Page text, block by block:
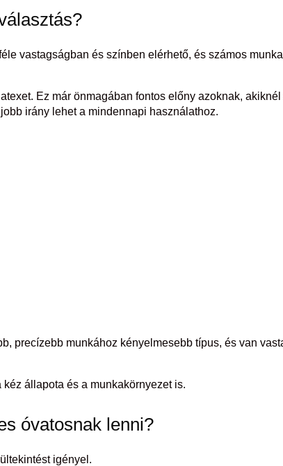
vastagságban és színben elérhető, és számos
Ez már önmagában fontos előny azoknak,
irány lehet a mindennapi használathoz.
precízebb munkához kényelmesebb típus, és van
állapota és a munkakörnyezet is.
óvatosnak lenni?
igényel.